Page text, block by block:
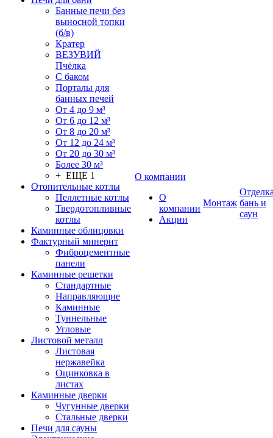
Банные печи без
выносной топки
(б/в)
Кратер
ВЕЗУВИЙ
Пчёлка
С баком
Порталы для
банных печей
От 4 до 9 м³
От 6 до 12 м³
От 8 до 20 м³
От 12 до 24 м³
От 20 до 30 м³
Более 30 м³
+ ЕЩЕ 1
Отопительные котлы
Пеллетные котлы
Твердотопливные
котлы
Каминные облицовки
Фактурный минерит
Фиброцементные
панели
Каминные решетки
Стандартные
Направляющие
Каминные
Туннельные
Угловые
Листовой металл
Листовая
нержавейка
Оцинковка в
листах
Каминные дверки
Чугунные дверки
Стальные дверки
Печи для сауны
О компании
О
компании
Акции
Монтаж бань и
саун